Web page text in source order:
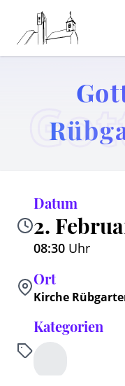
Datum
2.
08:30 Uhr
Ort
Kirche
Kategorien